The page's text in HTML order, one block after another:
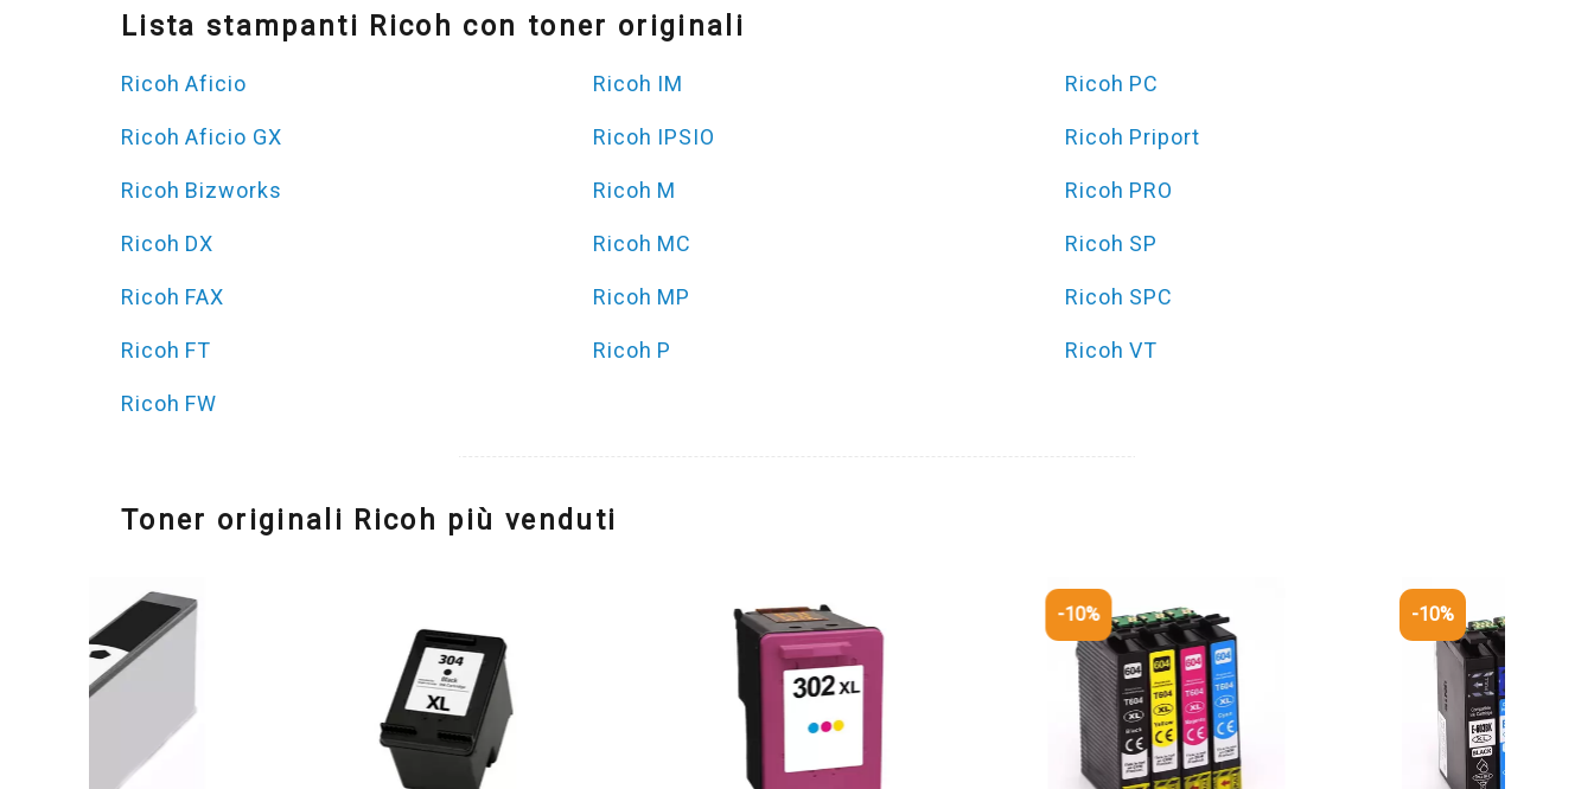
Lista stampanti Ricoh con toner originali
Ricoh Aficio
Ricoh Aficio GX
Ricoh Bizworks
Ricoh DX
Ricoh FAX
Ricoh FT
Ricoh FW
Ricoh IM
Ricoh IPSIO
Ricoh M
Ricoh MC
Ricoh MP
Ricoh P
Ricoh PC
Ricoh Priport
Ricoh PRO
Ricoh SP
Ricoh SPC
Ricoh VT
Toner originali Ricoh più venduti
-10% -10%